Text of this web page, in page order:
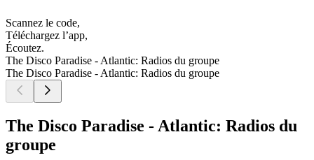
Scannez le code,
Téléchargez l’app,
Écoutez.
The Disco Paradise - Atlantic: Radios du groupe
The Disco Paradise - Atlantic: Radios du groupe
The Disco Paradise - Atlantic: Radios du
groupe